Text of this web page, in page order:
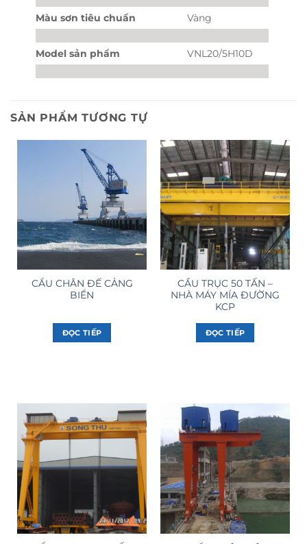
Màu sơn tiêu chuẩn Vàng
Model sản phẩm VNL20/5H10D
SẢN PHẨM TƯƠNG TỰ
CẨU CHÂN ĐẾ CẢNG
BIỂN
ĐỌC TIẾP
CẦU TRỤC 50 TẤN –
NHÀ MÁY MÍA ĐƯỜNG
KCP
ĐỌC TIẾP